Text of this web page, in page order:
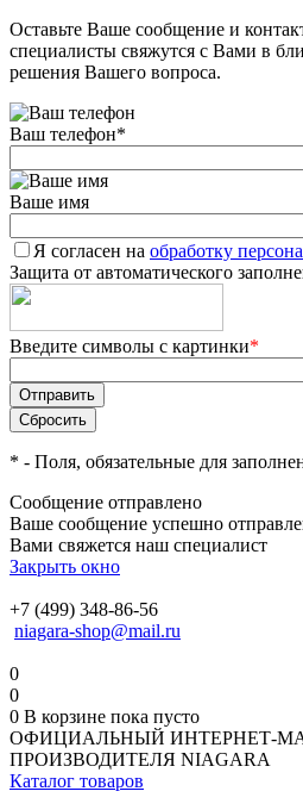
Оставьте Ваше сообщение и
специалисты свяжутся с Вами в
решения Вашего вопроса.
Ваш телефон*
Ваше имя
Я согласен на обработку
Защита от автоматического
Введите символы с картинки*
* - Поля, обязательные для
Сообщение отправлено
Ваше сообщение успешно
Вами свяжется наш специалист
Закрыть окно
+7 (499) 348-86-56
niagara-shop@mail.ru
0
0
0 В корзине пока пусто
ОФИЦИАЛЬНЫЙ ИНТЕРНЕТ-
ПРОИЗВОДИТЕЛЯ NIAGARA
Каталог товаров